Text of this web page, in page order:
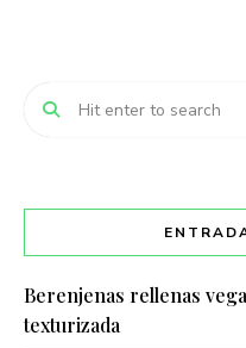
Berenjenas rellenas
texturizada